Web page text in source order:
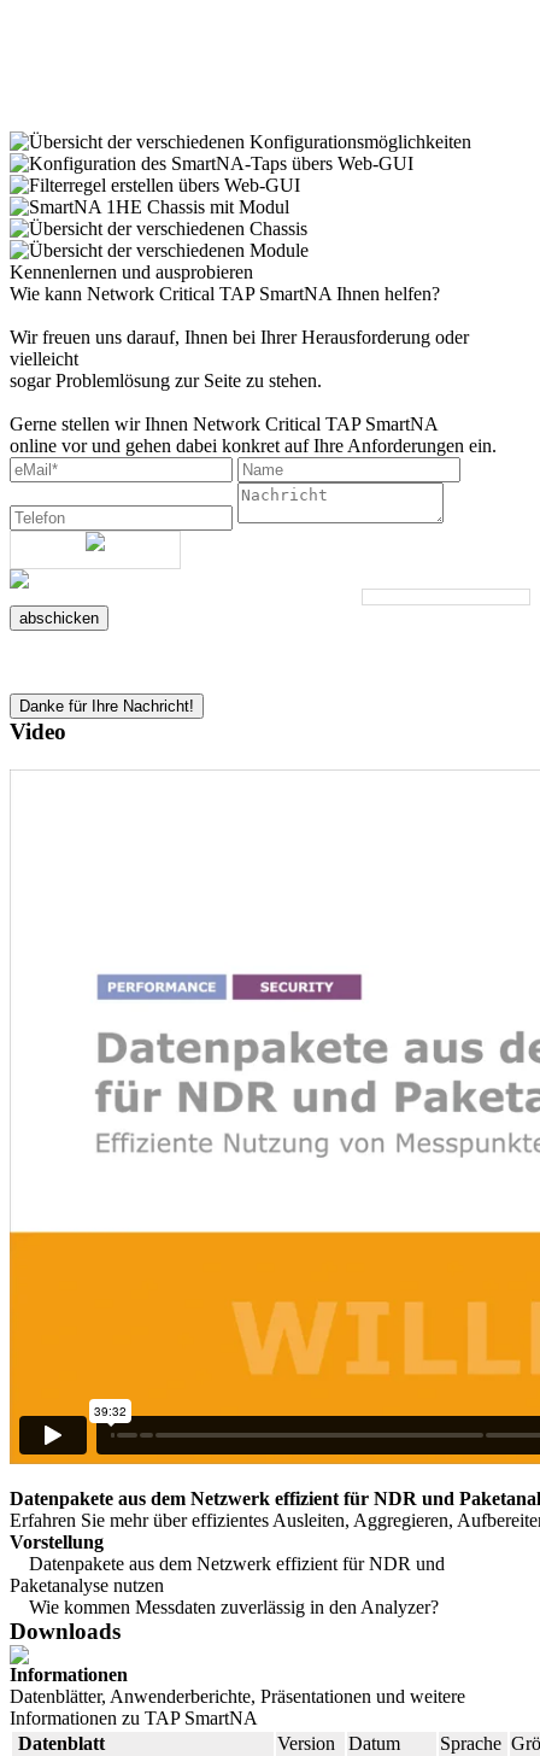
Kennenlernen und ausprobieren
Wie kann Network Critical TAP SmartNA Ihnen helfen?
Wir freuen uns darauf, Ihnen bei Ihrer Herausforderung oder
vielleicht
sogar Problemlösung zur Seite zu stehen.
Gerne stellen wir Ihnen Network Critical TAP SmartNA
online vor und gehen dabei konkret auf Ihre Anforderungen ein.
abschicken
Danke für Ihre Nachricht!
Video
Datenpakete aus dem Netzwerk effizient für NDR und
Erfahren Sie mehr über effizientes Ausleiten, Aggregieren,
Vorstellung
Datenpakete aus dem Netzwerk effizient für NDR und
Paketanalyse nutzen
Wie kommen Messdaten zuverlässig in den Analyzer?
Downloads
Informationen
Datenblätter, Anwenderberichte, Präsentationen und weitere
Informationen zu TAP SmartNA
Datenblatt
Version Datum Sprache